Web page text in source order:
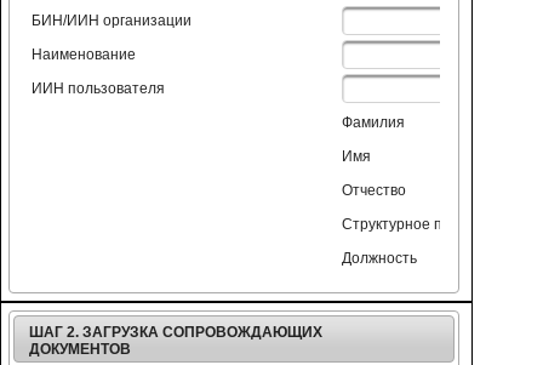
БИН/ИИН организации
Наименование
ИИН пользователя
Фамилия
Имя
Отчество
Структурное подразделение
Должность
ШАГ 2. ЗАГРУЗКА СОПРОВОЖДАЮЩИХ
ДОКУМЕНТОВ